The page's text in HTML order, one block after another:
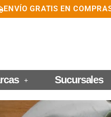
ENVÍO GRATIS EN
Sucursales